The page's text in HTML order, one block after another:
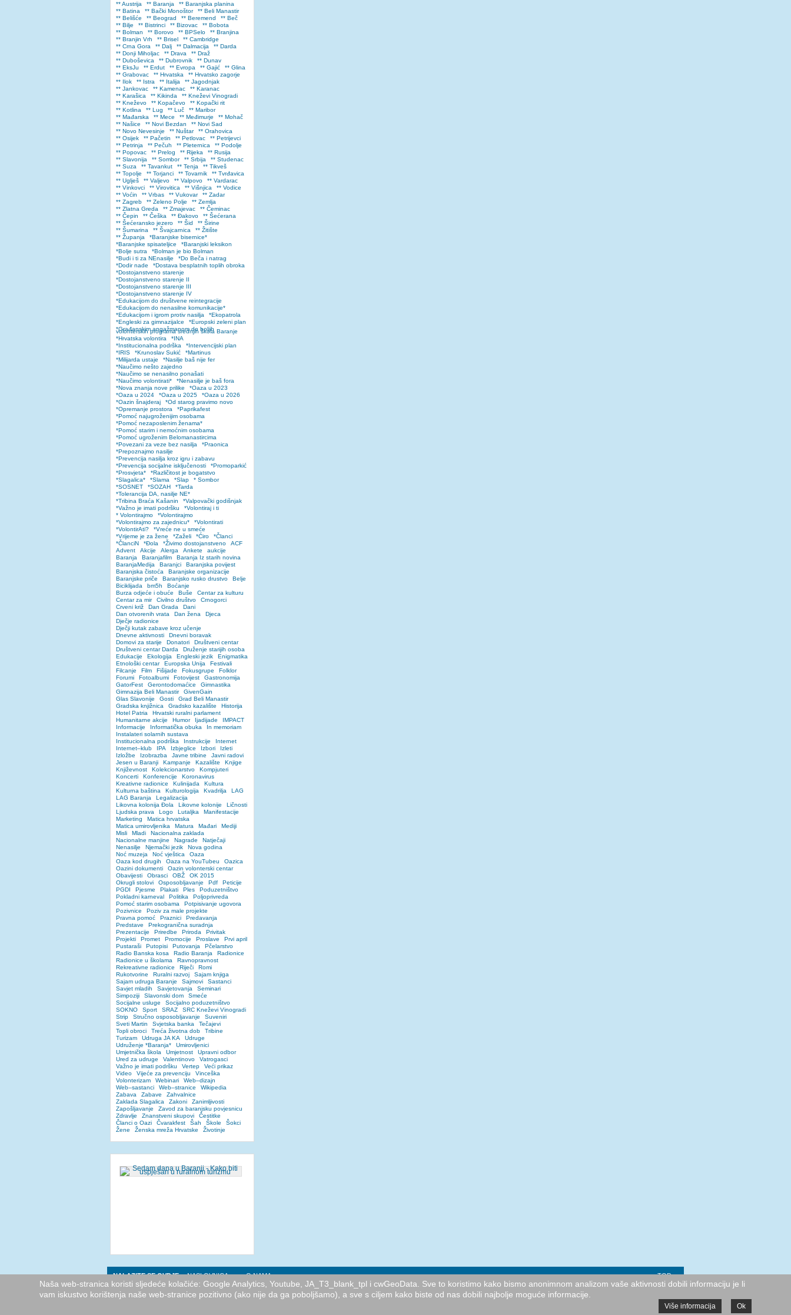
** Austrija ** Baranja
** Baranjska planina
** Batina
** Bački Monoštor
** Beli Manastir
** Belišće
** Beograd ** Beremend
** Beč
** Bilje
** Bistrinci ** Bizovac
** Bobota
** Bolman
** Borovo ** BPSelo
** Branjina
** Branjin Vrh
** Brisel
** Cambridge
** Crna Gora
** Dalj ** Dalmacija
** Darda
** Donji Miholjac
** Drava
** Draž
** Duboševica
** Dubrovnik
** Dunav
** EksJu
** Erdut ** Evropa ** Gajić
** Glina
** Grabovac
** Hrvatska
** Hrvatsko zagorje
** Ilok
** Istra ** Italija
** Jagodnjak
** Jankovac
** Kamenac
** Karanac
** Karašica
** Kikinda
** Kneževi Vinogradi
** Kneževo
** Kopačevo
** Kopački rit
** Kotlina
** Lug ** Luč
** Maribor
** Mađarska
** Mece ** Međimurje
** Mohač
** Našice
** Novi Bezdan
** Novi Sad
** Novo Nevesinje
** Nuštar
** Orahovica
** Osijek
** Pačetin ** Petlovac
** Petrijevci
** Petrinja
** Pečuh ** Pleternica
** Podolje
** Popovac
** Prelog ** Rijeka
** Rusija
** Slavonija
** Sombor ** Srbija
** Studenac
** Suza
** Tavankut ** Tenja
** Tikveš
** Topolje
** Torjanci ** Tovarnik
** Tvrđavica
** Uglješ
** Valjevo ** Valpovo
** Vardarac
** Vinkovci
** Virovitica ** Višnjica
** Vodice
** Voćin
** Vrbas ** Vukovar
** Zadar
** Zagreb
** Zeleno Polje
** Zemlja
** Zlatna Greda
** Zmajevac
** Čeminac
** Čepin
** Češka ** Đakovo
** Šećerana
** Šećeransko jezero
** Šid
** Širine
** Šumarina
** Švajcarnica
** Žitište
** Županja
*Baranjske bisernice*
*Baranjske spisateljice
*Baranjski leksikon
*Bolje sutra
*Bolman je bio Bolman
*Budi i ti za NEnasilje
*Do Beča i natrag
*Dodir nade
*Dostava besplatnih toplih obroka
*Dostojanstveno starenje
*Dostojanstveno starenje II
*Dostojanstveno starenje III
*Dostojanstveno starenje IV
*Edukacijom do društvene reintegracije
*Edukacijom do nenasilne komunikacije*
*Edukacijom i igrom protiv nasilja
*Ekopatrola
*Engleski za gimnazijalce
*Europski zeleni plan
*Građanskim angažmanom do boljih
volonterskih programa srednjih škola Baranje
*Hrvatska volontira
*INA
*Institucionalna podrška
*Intervencijski plan
*IRIS
*Krunoslav Sukić
*Martinus
*Milijarda ustaje
*Nasilje baš nije fer
*Naučimo nešto zajedno
*Naučimo se nenasilno ponašati
*Naučimo volontirati*
*Nenasilje je baš fora
*Nova znanja nove prilike
*Oaza u 2023
*Oaza u 2024
*Oaza u 2025
*Oaza u 2026
*Oazin šnajderaj
*Od starog pravimo novo
*Opremanje prostora
*Paprikafest
*Pomoć najugroženijim osobama
*Pomoć nezaposlenim ženama*
*Pomoć starim i nemoćnim osobama
*Pomoć ugroženim Belomanastircima
*Povezani za veze bez nasilja
*Praonica
*Prepoznajmo nasilje
*Prevencija nasilja kroz igru i zabavu
*Prevencija socijalne isključenosti
*Promoparkić
*Prosvjeta*
*Različitost je bogatstvo
*Slagalica*
*Slama *Slap
* Sombor
*SOSNET
*SOZAH
*Tarda
*Tolerancija DA, nasilje NE*
*Tribina Braća Kašanin
*Valpovački godišnjak
*Važno je imati podršku
*Volontiraj i ti
* Volontirajmo
*Volontirajmo
*Volontirajmo za zajednicu*
*Volontirati
*VolontirAti?
*Vreće ne u smeće
*Vrijeme je za žene
*Zaželi *Ćiro
*Članci
*ČlanciN
*Đola *Živimo dostojanstveno
ACF
Advent
Akcije Alerga Ankete
aukcije
Baranja
Baranjafilm
Baranja Iz starih novina
BaranjaMedija
Baranjci
Baranjska povijest
Baranjska čistoća
Baranjske organizacije
Baranjske priče
Baranjsko rusko drustvo
Belje
Biciklijada
bm5h
Boćanje
Burza odjeće i obuće
Buše
Centar za kulturu
Centar za mir
Civilno društvo
Crnogorci
Crveni križ
Dan Grada
Dani
Dan otvorenih vrata
Dan žena
Djeca
Dječje radionice
Dječji kutak zabave kroz učenje
Dnevne aktivnosti
Dnevni boravak
Domovi za starije
Donatori
Društveni centar
Društveni centar Darda
Druženje starijih osoba
Edukacije
Ekologija Engleski jezik
Enigmatika
Etnološki centar
Europska Unija
Festivali
Filcanje
Film Fišijade Fokusgrupe
Folklor
Forumi
Fotoalbumi Fotovijest
Gastronomija
GatorFest
Gerontodomaćice
Gimnastika
Gimnazija Beli Manastir
GivenGain
Glas Slavonije
Gosti
Grad Beli Manastir
Gradska knjižnica
Gradsko kazalište
Historija
Hotel Patria
Hrvatski ruralni parlament
Humanitarne akcije
Humor Ijadijade
IMPACT
Informacije
Informatička obuka
In memoriam
Instalateri solarnih sustava
Institucionalna podrška
Instrukcije
Internet
Internet–klub
IPA Izbjeglice Izbori
Izleti
Izložbe
Izobrazba Javne tribine
Javni radovi
Jesen u Baranji
Kampanje Kazalište
Knjige
Književnost
Kolekcionarstvo
Kompjuteri
Koncerti
Konferencije
Koronavirus
Kreativne radionice
Kulinijada
Kultura
Kulturna baština
Kulturologija Kvadrilja
LAG
LAG Baranja
Legalizacija
Likovna kolonija Đola
Likovne kolonije
Ličnosti
Ljudska prava
Logo Lutaljka
Manifestacije
Marketing
Matica hrvatska
Matica umirovljenika
Matura Mađari
Mediji
Misli
Mladi
Nacionalna zaklada
Nacionalne manjine
Nagrade
Natječaji
Nenasilje
Njemački jezik
Nova godina
Noć muzeja
Noć vještica
Oaza
Oaza kod drugih
Oaza na YouTubeu
Oazica
Oazini dokumenti
Oazin volonterski centar
Obavijesti
Obrasci OBŽ
OK 2015
Okrugli stolovi
Osposobljavanje Pdf
Peticije
PGDI
Pjesme Plakati Ples
Poduzetništvo
Pokladni karneval
Politika
Poljoprivreda
Pomoć starim osobama
Potpisivanje ugovora
Pozivnice
Poziv za male projekte
Pravna pomoć
Praznici
Predavanja
Predstave
Prekogranična suradnja
Prezentacije
Priredbe Priroda
Privitak
Projekti
Promet Promocije Proslave
Prvi april
Pustaraši
Putopisi Putovanja
Pčelarstvo
Radio Banska kosa
Radio Baranja
Radionice
Radionice u školama
Ravnopravnost
Rekreativne radionice
Riječi
Romi
Rukotvorine
Ruralni razvoj
Sajam knjiga
Sajam udruga Baranje
Sajmovi
Sastanci
Savjet mladih
Savjetovanja
Seminari
Simpoziji
Slavonski dom
Smeće
Socijalne usluge
Socijalno poduzetništvo
SOKNO
Sport SRAZ
SRC Kneževi Vinogradi
Strip
Stručno osposobljavanje
Suveniri
Sveti Martin
Svjetska banka
Tečajevi
Topli obroci
Treća životna dob
Tribine
Turizam
Udruga JA KA
Udruge
Udruženje *Baranja*
Umirovljenici
Umjetnička škola
Umjetnost
Upravni odbor
Ured za udruge
Valentinovo
Vatrogasci
Važno je imati podršku
Vertep
Veći prikaz
Video
Vijeće za prevenciju
Vinceška
Volonterizam
Webinari
Web–dizajn
Web–sastanci
Web–stranice
Wikipedia
Zabava
Zabave
Zahvalnice
Zaklada Slagalica
Zakoni
Zanimljivosti
Zapošljavanje
Zavod za baranjsku povjesnicu
Zdravlje
Znanstveni skupovi
Čestitke
Članci o Oazi
Čvarakfest Šah Škole
Šokci
Žene
Ženska mreža Hrvatske Životinje
NALAZITE SE OVDJE: NASLOVNICA O NAMA TOP
Naša web-stranica koristi sljedeće kolačiće: Google Analytics, Youtube, JA_T3_blank_tpl i cwGeoData. Sve to koristimo kako bismo anonimnom analizom vaše aktivnosti dobili informaciju je li
vam iskustvo korištenja naše web-stranice pozitivno (ako nije da ga poboljšamo), a sve s ciljem kako biste od nas dobili najbolje moguće informacije.
Više informacija Ok